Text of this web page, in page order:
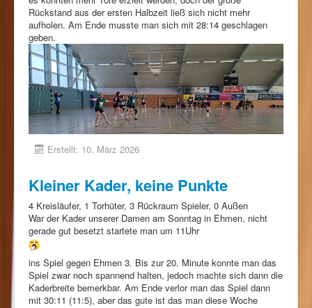
Rückstand aus der ersten Halbzeit ließ sich nicht mehr
aufholen. Am Ende musste man sich mit 28:14 geschlagen
geben.
Erstellt: 10. März 2026
Kleiner Kader, keine Punkte
4 Kreisläufer, 1 Torhüter, 3 Rückraum Spieler, 0 Außen
War der Kader unserer Damen am Sonntag in Ehmen, nicht
gerade gut besetzt startete man um 11Uhr
ins Spiel gegen Ehmen 3. Bis zur 20. Minute konnte man das
Spiel zwar noch spannend halten, jedoch machte sich dann die
Kaderbreite bemerkbar. Am Ende verlor man das Spiel dann
mit 30:11 (11:5), aber das gute ist das man diese Woche